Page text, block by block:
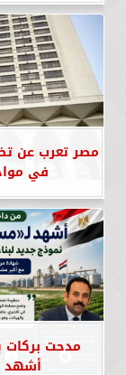
مصر تعرب عن
في
مدحت بركات
أشهد